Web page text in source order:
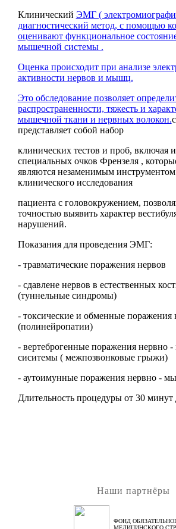
Клинический ЭМГ (
диагностический метод, с помощью
оценивают функциональное
мышечной системы .
Оценка происходит при анализе
активности нервов и мышц.
Это обследование позволяет
распространенности, тяжесть и
мышечной ткани и нервных волокон.
представляет собой набор
клинических тестов и проб, включая
специальных очков Френзеля ,
являются незаменимым инструментом
клинического исследования
пациента с головокружением,
точностью выявить характер
нарушений.
Показания для проведения ЭМГ:
- травматические поражения нервов
- сдавлене нервов в естественных
(туннельные синдромы)
- токсические и обменные поражения
(полинейропатии)
- вертеброгенные поражения нервно
сиситемы ( межпозвонковые грыжи)
- аутоимунные поражения нервно -
Длительность процедуры от 30 минут
Наши партнёры
ФОНД
МЕДИЦИНСКОГО